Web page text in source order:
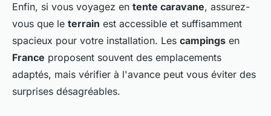
Enfin, si vous voyagez en tente caravane, assurez-
vous que le terrain est accessible et suffisamment
spacieux pour votre installation. Les campings en
France proposent souvent des emplacements
adaptés, mais vérifier à l'avance peut vous éviter des
surprises désagréables.